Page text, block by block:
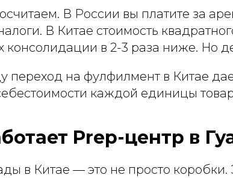
В России вы платите за
В Китае стоимость
консолидации в 2-3 раза ниже. Но
переход на фулфилмент в Китае
себестоимости каждой единицы
Prep-центр в
в Китае — это не просто коробки.